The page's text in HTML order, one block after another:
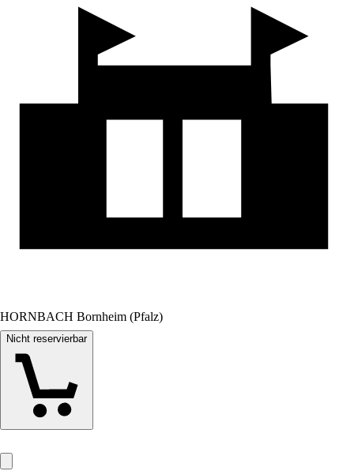
HORNBACH Bornheim (Pfalz)
Nicht reservierbar